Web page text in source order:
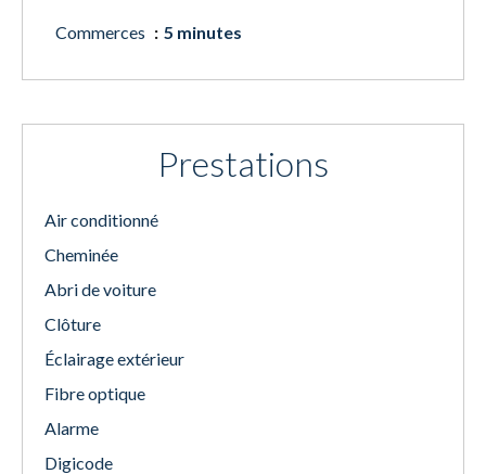
Commerces 5 minutes
Prestations
Air conditionné
Cheminée
Abri de voiture
Clôture
Éclairage extérieur
Fibre optique
Alarme
Digicode